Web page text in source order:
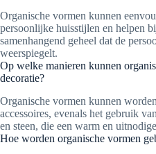
Organische vormen kunnen
persoonlijke huisstijlen en helpen
samenhangend geheel dat de
weerspiegelt.
Op welke manieren kunnen
decoratie?
Organische vormen kunnen
accessoires, evenals het gebruik
en steen, die een warm en
Hoe worden organische vormen